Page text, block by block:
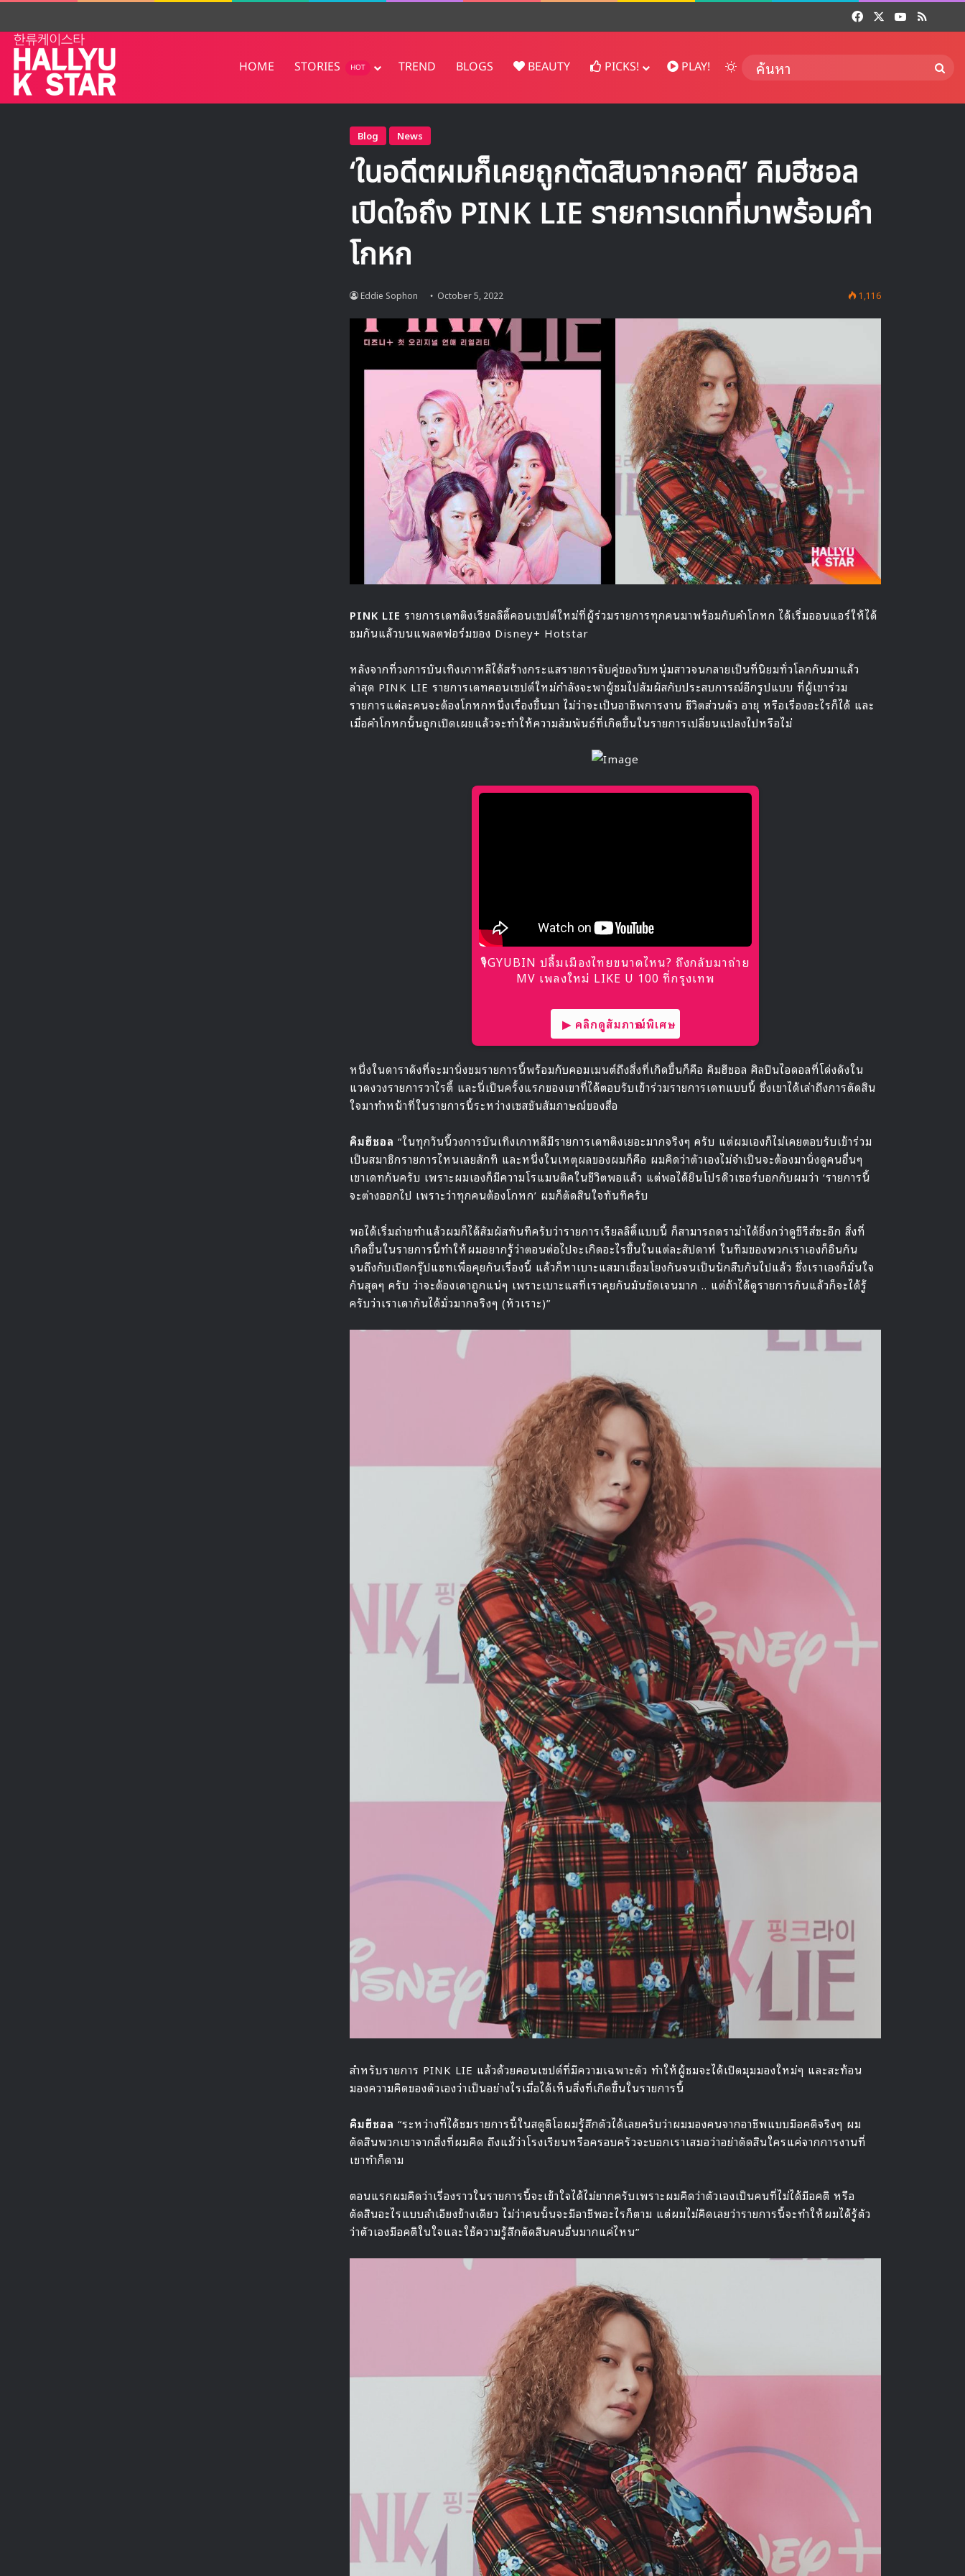
FacebookYouTube
RSS
HOME STORIES HOT TREND BLOGS BEAUTY PICKS! PLAY! Switch skin
Blog News
‘ในอดีตผมก็เคยถูกตัดสินจากอคติ’ คิมฮีชอล
เปิดใจถึง PINK LIE รายการเดทที่มาพร้อมคำ
โกหก
Eddie Sophon October 5, 2022 1,116
PINK LIE รายการเดทติงเรียลลิตี้คอนเซปต์ใหม่ที่ผู้ร่วมรายการทุกคนมาพร้อมกับคำโกหก ได้เริ่มออนแอร์ให้ได้
ชมกันแล้วบนแพลตฟอร์มของ Disney+ Hotstar
หลังจากที่วงการบันเทิงเกาหลีได้สร้างกระแสรายการจับคู่ของวับหนุ่มสาวจนกลายเป็นที่นิยมทั่วโลกกันมาแล้ว
ล่าสุด PINK LIE รายการเดทคอนเซปต์ใหม่กำลังจะพาผู้ชมไปสัมผัสกับประสบการณ์อีกรูปแบบ ที่ผู้เขาร่วม
รายการแต่ละคนจะต้องโกหกหนึ่งเรื่องขึ้นมา ไม่ว่าจะเป็นอาชีพการงาน ชีวิตส่วนตัว อายุ หรือเรื่องอะไรก็ได้ และ
เมื่อคำโกหกนั้นถูกเปิดเผยแล้วจะทำให้ความสัมพันธ์ที่เกิดขึ้นในรายการเปลี่ยนแปลงไปหรือไม่
🎙GYUBIN ปลื้มเมืองไทยขนาดไหน? ถึงกลับมาถ่าย
MV เพลงใหม่ LIKE U 100 ที่กรุงเทพ
▶ คลิกดูสัมภาษณ์พิเศษ
หนึ่งในดาราดังที่จะมานั่งชมรายการนี้พร้อมกับคอมเมนต์ถึงสิ่งที่เกิดขึ้นก็คือ คิมฮีชอล ศิลปินไอดอลที่โด่งดังใน
แวดงวงรายการวาไรตี้ และนี่เป็นครั้งแรกของเขาที่ได้ตอบรับเข้าร่วมรายการเดทแบบนี้ ซึ่งเขาได้เล่าถึงการตัดสิน
ใจมาทำหน้าที่ในรายการนี้ระหว่างเซสชันสัมภาษณ์ของสื่อ
คิมฮีชอล “ในทุกวันนี้วงการบันเทิงเกาหลีมีรายการเดทติงเยอะมากจริงๆ ครับ แต่ผมเองก็ไม่เคยตอบรับเข้าร่วม
เป็นสมาชิกรายการไหนเลยสักที และหนึ่งในเหตุผลของผมก็คือ ผมคิดว่าตัวเองไม่จำเป็นจะต้องมานั่งดูคนอื่นๆ
เขาเดทกันครับ เพราะผมเองก็มีความโรแมนติคในชีวิตพอแล้ว แต่พอได้ยินโปรดิวเซอร์บอกกับผมว่า ‘รายการนี้
จะต่างออกไป เพราะว่าทุกคนต้องโกหก’ ผมก็ตัดสินใจทันทีครับ
พอได้เริ่มถ่ายทำแล้วผมก็ได้สัมผัสทันทีครับว่ารายการเรียลลิตี้แบบนี้ ก็สามารถดราม่าได้ยิ่งกว่าดูซีรีส์ซะอีก สิ่งที่
เกิดขึ้นในรายการนี้ทำให้ผมอยากรู้ว่าตอนต่อไปจะเกิดอะไรขึ้นในแต่ละสัปดาห์ ในทีมของพวกเราเองก็อินกัน
จนถึงกับเปิดกรุ๊ปแชทเพื่อคุยกันเรื่องนี้ แล้วก็หาเบาะแสมาเชื่อมโยงกันจนเป็นนักสืบกันไปแล้ว ซึ่งเราเองก็มั่นใจ
กันสุดๆ ครับ ว่าจะต้องเดาถูกแน่ๆ เพราะเบาะแสที่เราคุยกันมันชัดเจนมาก .. แต่ถ้าได้ดูรายการกันแล้วก็จะได้รู้
ครับว่าเราเดากันได้มั่วมากจริงๆ (หัวเราะ)”
สำหรับรายการ PINK LIE แล้วด้วยคอนเซปต์ที่มีความเฉพาะตัว ทำให้ผู้ชมจะได้เปิดมุมมองใหม่ๆ และสะท้อน
มองความคิดของตัวเองว่าเป็นอย่างไรเมื่อได้เห็นสิ่งที่เกิดขึ้นในรายการนี้
คิมฮีชอล “ระหว่างที่ได้ชมรายการนี้ในสตูดิโอผมรู้สึกตัวได้เลยครับว่าผมมองคนจากอาชีพแบบมีอคติจริงๆ ผม
ตัดสินพวกเขาจากสิ่งที่ผมคิด ถึงแม้ว่าโรงเรียนหรือครอบครัวจะบอกเราเสมอว่าอย่าตัดสินใครแค่จากการงานที่
เขาทำก็ตาม
ตอนแรกผมคิดว่าเรื่องราวในรายการนี้จะเข้าใจได้ไม่ยากครับเพราะผมคิดว่าตัวเองเป็นคนที่ไม่ได้มีอคติ หรือ
ตัดสินอะไรแบบลำเอียงข้างเดียว ไม่ว่าคนนั้นจะมีอาชีพอะไรก็ตาม แต่ผมไม่คิดเลยว่ารายการนี้จะทำให้ผมได้รู้ตัว
ว่าตัวเองมีอคติในใจและใช้ความรู้สึกตัดสินคนอื่นมากแค่ไหน”